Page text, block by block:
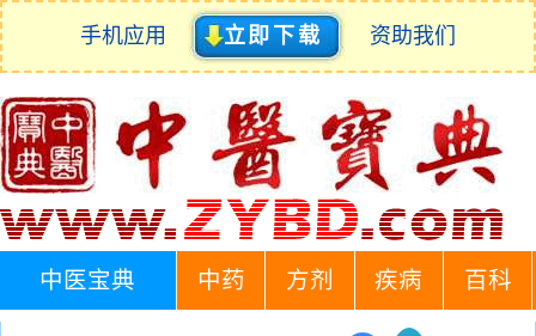
手机应用 立即下载 资助我们
中医宝典 中药 方剂 疾病 百科